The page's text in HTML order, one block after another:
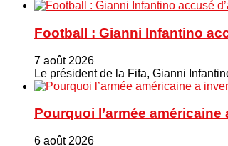
Football : Gianni Infantino
7 août 2026
Le président de la Fifa, Gianni
Pourquoi l’armée
6 août 2026